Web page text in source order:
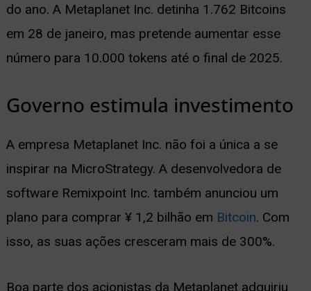
do ano. A Metaplanet Inc. detinha 1.762 Bitcoins
em 28 de janeiro, mas pretende aumentar esse
número para 10.000 tokens até o final de 2025.
Governo estimula investimento
A empresa Metaplanet Inc. não foi a única a se
inspirar na MicroStrategy. A desenvolvedora de
software Remixpoint Inc. também anunciou um
plano para comprar ¥ 1,2 bilhão em Bitcoin. Com
isso, as suas ações cresceram mais de 300%.
Boa parte dos acionistas da Metaplanet adquiriu